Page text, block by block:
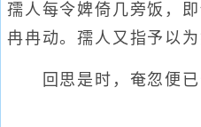
孺人每令婢倚几旁饭，
冉冉动。孺人又指予以为
回思是时，奄忽便已